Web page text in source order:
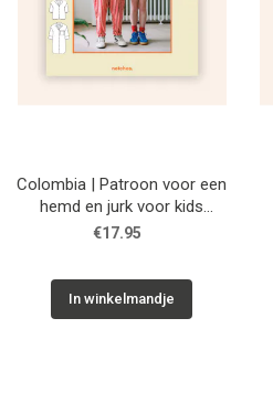
Colombia | Patroon voor een
hemd en jurk voor kids
| Notches
€17.95
In winkelmandje